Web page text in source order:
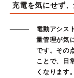
充電を気にせず
電動アシス
量管理が気
です。その
ことで、日
くなります